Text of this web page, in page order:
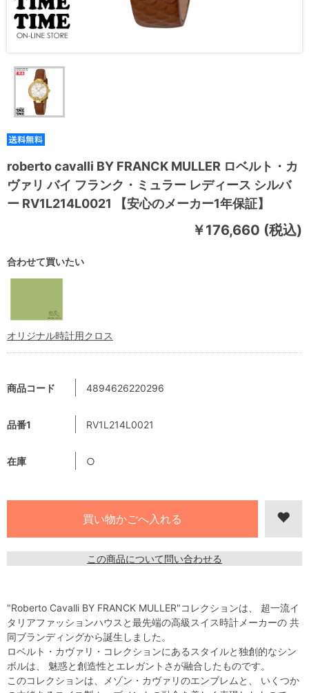
roberto cavalli BY FRANCK MULLER ロベルト・カ
ヴァリ バイ フランク・ミュラー レディース シルバ
ー RV1L214L0021 【安心のメーカー1年保証】
￥176,660 (税込)
商品コード 4894626220296
品番1 RV1L214L0021
在庫 ○
この商品について問い合わせる
合わせて買いたい
オリジナル時計用クロス
"Roberto Cavalli BY FRANCK MULLER"コレクションは、 超一流イ
タリアファッションハウスと最先端の高級スイス時計メーカーの 共
同ブランディングから誕生しました。
ロベルト・カヴァリ・コレクションにあるスタイルと独創的なシン
ボルは、 魅惑と創造性とエレガントさが融合したものです。
このコレクションは、メゾン・カヴァリのエンブレムと、 いくつか